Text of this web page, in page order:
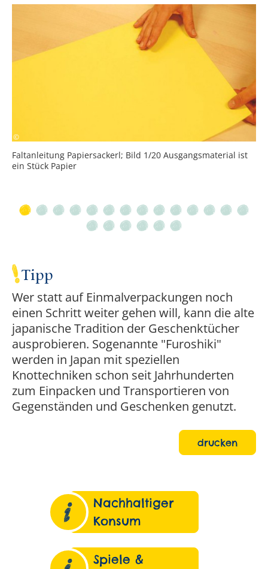
Bildergalerie
©R.Burger/eNu
Faltanleitung Papiersackerl; Bild 1/20 Ausgangsmaterial ist
ein Stück Papier
Tipp
Wer statt auf Einmalverpackungen noch
einen Schritt weiter gehen will, kann die alte
japanische Tradition der Geschenktücher
ausprobieren. Sogenannte "Furoshiki"
werden in Japan mit speziellen
Knottechniken schon seit Jahrhunderten
zum Einpacken und Transportieren von
Gegenständen und Geschenken genutzt.
drucken
Nachhaltiger
Konsum
Spiele &